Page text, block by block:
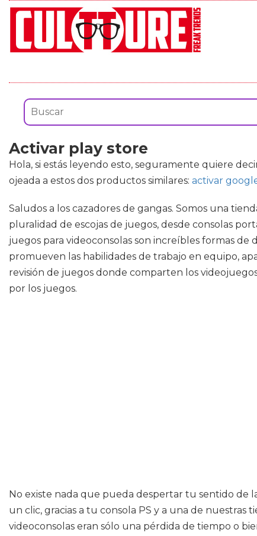
Activar play store
Hola, si estás leyendo esto, seguramente quiere
ojeada a estos dos productos similares: activar
Saludos a los cazadores de gangas. Somos una
pluralidad de escojas de juegos, desde consolas
juegos para videoconsolas son increíbles formas
promueven las habilidades de trabajo en equipo,
revisión de juegos donde comparten los
por los juegos.
No existe nada que pueda despertar tu sentido de
un clic, gracias a tu consola PS y a una de nuestras
videoconsolas eran sólo una pérdida de tiempo o